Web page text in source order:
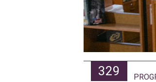
329